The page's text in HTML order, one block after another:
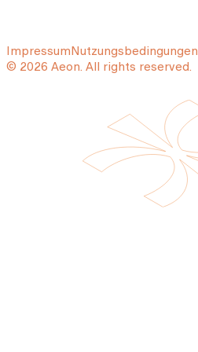
ImpressumNutzungsbedingungen
© 2026 Aeon. All rights reserved.